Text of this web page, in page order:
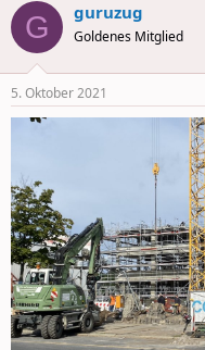
G guruzug
Goldenes Mitglied
5. Oktober 2021